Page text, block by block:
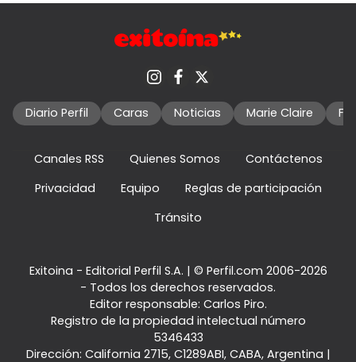
Diario Perfil Caras Noticias Marie Claire
Canales RSS Quienes Somos
Contáctenos
Privacidad
Equipo
Reglas de participación
Tránsito
Exitoina - Editorial Perfil S.A. | © Perfil.com 2006-2026
- Todos los derechos reservados.
Editor responsable: Carlos Piro.
Registro de la propiedad intelectual número
5346433
Dirección: California 2715, C1289ABI, CABA, Argentina |